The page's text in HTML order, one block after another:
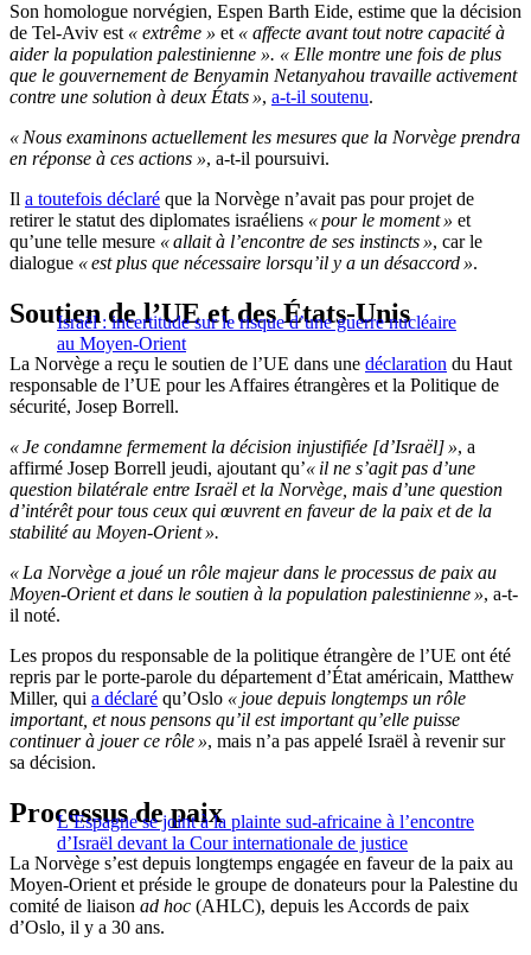
Son homologue norvégien, Espen Barth Eide, estime que la décision
de Tel-Aviv est « extrême » et « affecte avant tout notre capacité à
aider la population palestinienne ». « Elle montre une fois de plus
que le gouvernement de Benyamin Netanyahou travaille activement
contre une solution à deux États », a-t-il soutenu.
« Nous examinons actuellement les mesures que la Norvège prendra
en réponse à ces actions », a-t-il poursuivi.
Il a toutefois déclaré que la Norvège n’avait pas pour projet de
retirer le statut des diplomates israéliens « pour le moment » et
qu’une telle mesure « allait à l’encontre de ses instincts », car le
dialogue « est plus que nécessaire lorsqu’il y a un désaccord ».
Israël : incertitude sur le risque d’une guerre nucléaire
au Moyen-Orient
Soutien de l’UE et des États-Unis
La Norvège a reçu le soutien de l’UE dans une déclaration du Haut
responsable de l’UE pour les Affaires étrangères et la Politique de
sécurité, Josep Borrell.
« Je condamne fermement la décision injustifiée [d’Israël] », a
affirmé Josep Borrell jeudi, ajoutant qu’« il ne s’agit pas d’une
question bilatérale entre Israël et la Norvège, mais d’une question
d’intérêt pour tous ceux qui œuvrent en faveur de la paix et de la
stabilité au Moyen-Orient ».
« La Norvège a joué un rôle majeur dans le processus de paix au
Moyen-Orient et dans le soutien à la population palestinienne », a-t-
il noté.
Les propos du responsable de la politique étrangère de l’UE ont été
repris par le porte-parole du département d’État américain, Matthew
Miller, qui a déclaré qu’Oslo « joue depuis longtemps un rôle
important, et nous pensons qu’il est important qu’elle puisse
continuer à jouer ce rôle », mais n’a pas appelé Israël à revenir sur
sa décision.
L’Espagne se joint à la plainte sud-africaine à l’encontre
d’Israël devant la Cour internationale de justice
Processus de paix
La Norvège s’est depuis longtemps engagée en faveur de la paix au
Moyen-Orient et préside le groupe de donateurs pour la Palestine du
comité de liaison ad hoc (AHLC), depuis les Accords de paix
d’Oslo, il y a 30 ans.